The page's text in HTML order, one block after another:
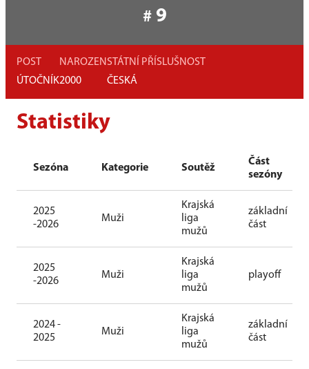
# 9
POST
ÚTOČNÍK
NAROZEN
2000
STÁTNÍ PŘÍSLUŠNOST
ČESKÁ
Statistiky
Sezóna Kategorie Soutěž
Část
sezóny
2025
-2026
Muži
Krajská
liga
mužů
základní
část
2025
-2026
Muži
Krajská
liga
mužů
playoff
2024 -
2025
Muži
Krajská
liga
mužů
základní
část